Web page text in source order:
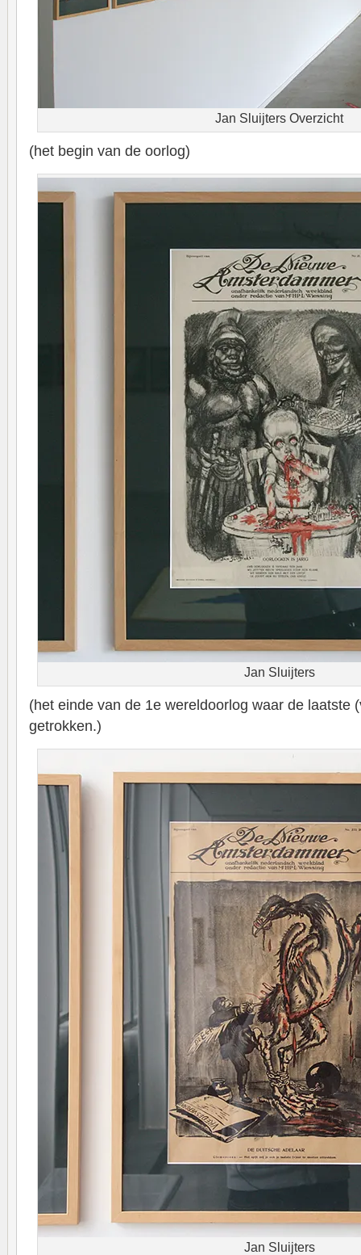
Jan Sluijters Overzicht
(het begin van de oorlog)
Jan Sluijters
(het einde van de 1e wereldoorlog waar de laatste
getrokken.)
Jan Sluijters